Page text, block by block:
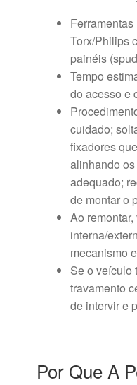
Torx/Philips
painéis
Tempo
do acesso e
cuidado;
fixadores
alinhando
adequado;
de montar o
Ao
interna/
mecanismo
Se o veículo
travamento
de intervir e
Por Que A